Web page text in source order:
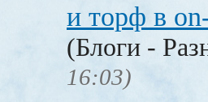
и торф в
(Блоги -
16:03)